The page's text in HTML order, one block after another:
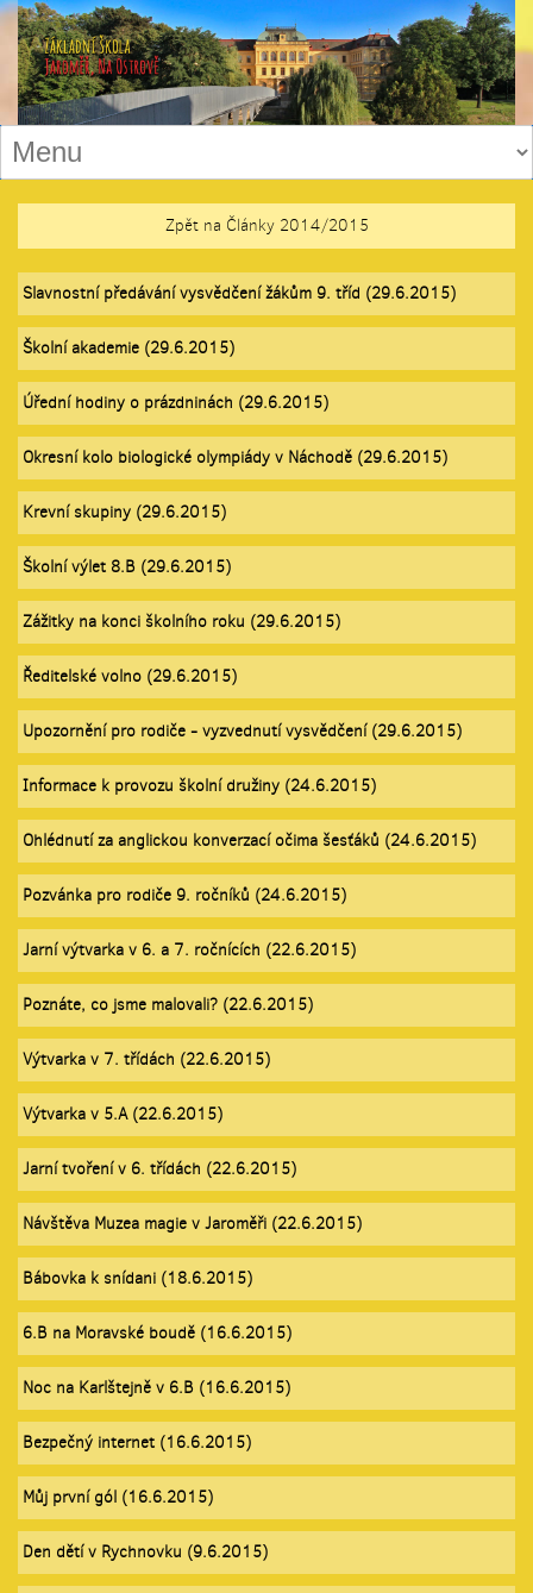
Zpět na Články 2014/2015
Slavnostní předávání vysvědčení žákům 9. tříd (29.6.2015)
Školní akademie (29.6.2015)
Úřední hodiny o prázdninách (29.6.2015)
Okresní kolo biologické olympiády v Náchodě (29.6.2015)
Krevní skupiny (29.6.2015)
Školní výlet 8.B (29.6.2015)
Zážitky na konci školního roku (29.6.2015)
Ředitelské volno (29.6.2015)
Upozornění pro rodiče - vyzvednutí vysvědčení (29.6.2015)
Informace k provozu školní družiny (24.6.2015)
Ohlédnutí za anglickou konverzací očima šesťáků (24.6.2015)
Pozvánka pro rodiče 9. ročníků (24.6.2015)
Jarní výtvarka v 6. a 7. ročnících (22.6.2015)
Poznáte, co jsme malovali? (22.6.2015)
Výtvarka v 7. třídách (22.6.2015)
Výtvarka v 5.A (22.6.2015)
Jarní tvoření v 6. třídách (22.6.2015)
Návštěva Muzea magie v Jaroměři (22.6.2015)
Bábovka k snídani (18.6.2015)
6.B na Moravské boudě (16.6.2015)
Noc na Karlštejně v 6.B (16.6.2015)
Bezpečný internet (16.6.2015)
Můj první gól (16.6.2015)
Den dětí v Rychnovku (9.6.2015)